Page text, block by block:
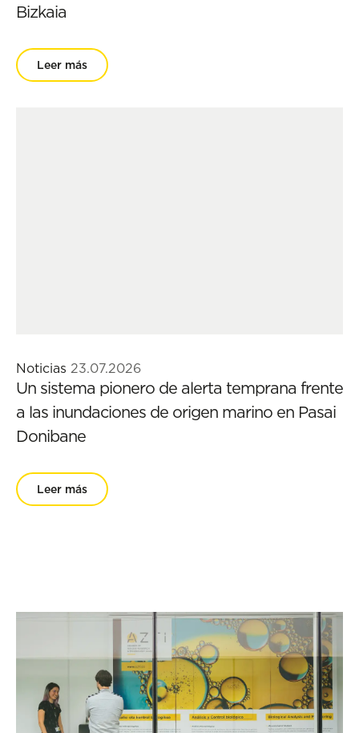
Bizkaia
Leer más
Noticias 23.07.2026
Un sistema pionero de alerta temprana frente
a las inundaciones de origen marino en Pasai
Donibane
Leer más